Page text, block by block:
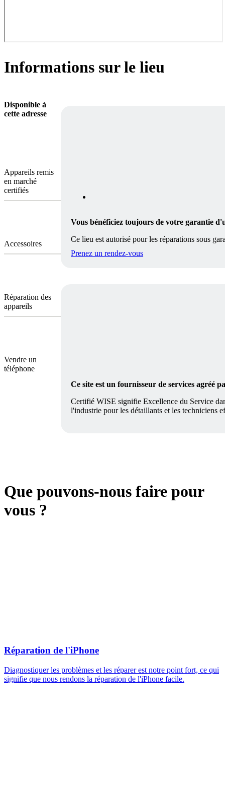
Informations sur le lieu
Disponible à
cette adresse
Appareils remis
en marché
certifiés
Accessoires
Réparation des
appareils
Vendre un
téléphone
Vous bénéficiez toujours de votre garantie
Ce lieu est autorisé pour les réparations sous
Prenez un rendez-vous
Ce site est un fournisseur de services agréé
Certifié WISE signifie Excellence du Service
l'industrie pour les détaillants et les techniciens
Que pouvons-nous faire pour
vous ?
Réparation de l'iPhone
Diagnostiquer les problèmes et les réparer est notre point fort, ce qui
signifie que nous rendons la réparation de l'iPhone facile.